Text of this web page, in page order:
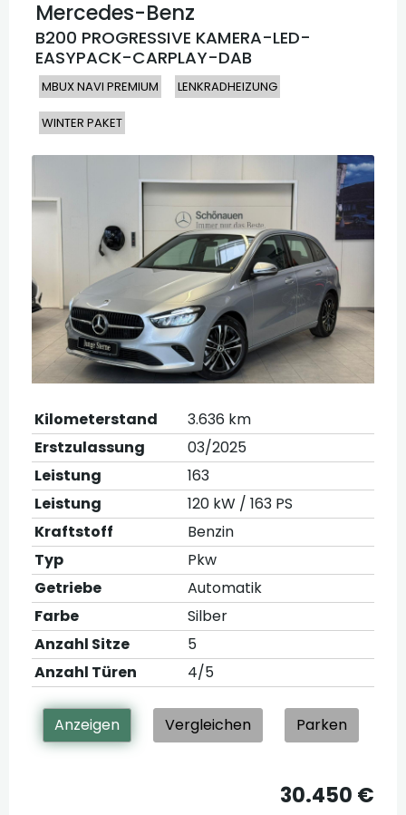
Mercedes-Benz
B200 PROGRESSIVE KAMERA-LED-
EASYPACK-CARPLAY-DAB
MBUX NAVI PREMIUM LENKRADHEIZUNG
WINTER PAKET
Kilometerstand
3.636 km
Erstzulassung
03/2025
Leistung
163
Leistung
120 kW / 163 PS
Kraftstoff
Benzin
Typ
Pkw
Getriebe
Automatik
Farbe
Silber
Anzahl Sitze
5
Anzahl Türen
4/5
Anzeigen Vergleichen Parken
30.450 €